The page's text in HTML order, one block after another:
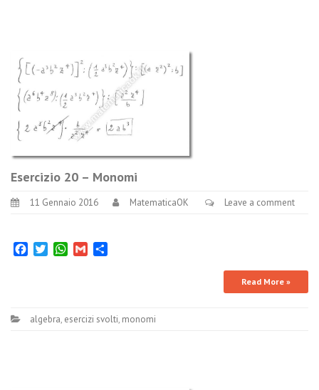
Esercizio 20 – Monomi
11 Gennaio 2016 MatematicaOK Leave a comment
FacebookTwitterWhatsApp
Gmail
Read More »
algebra, esercizi svolti, monomi